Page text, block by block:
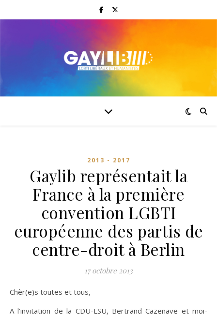
2013 - 2017
Gaylib représentait la
France à la première
convention LGBTI
européenne des partis de
17 octobre 2013
Chèr(e)s toutes et tous,
A l’invitation de la CDU-LSU, Bertrand Cazenave et moi-